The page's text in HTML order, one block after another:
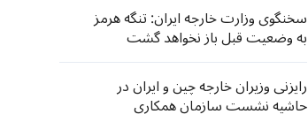
سخنگوی وزارت خارجه ایران: تنگه هرمز
به وضعیت قبل باز نخواهد گشت
رایزنی وزیران خارجه چین و ایران در
حاشیه نشست سازمان همکاری